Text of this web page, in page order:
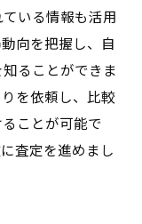
いる情報も活用
向を把握し、自
ることができま
を依頼し、比較
ことが可能で
査定を進めまし